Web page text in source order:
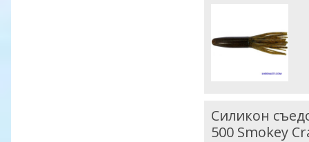
Силикон
500 Smokey